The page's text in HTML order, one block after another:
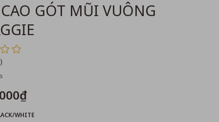
GÓT MŨI VUÔNG
WHITE